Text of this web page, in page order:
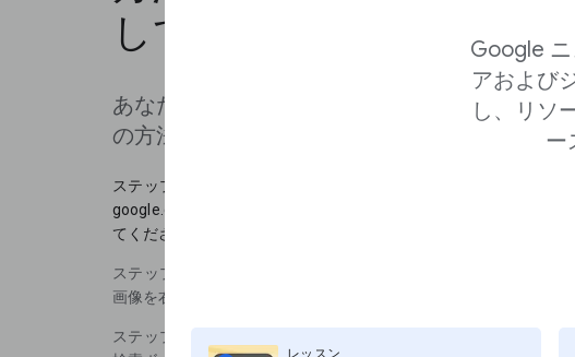
Google
アおよび
し、リソ
ー
レッスン
して画像検索
あなたの選んだブラウザで画像を使用して画
の方法は次のとおりです:
ステップ 1
google.com/imagesへアクセスし、検索フレーズを入力して検索ア
てください。
ステップ 2
画像を右クリックし、イメージアドレスをコピーを選択して下さ
ステップ 3